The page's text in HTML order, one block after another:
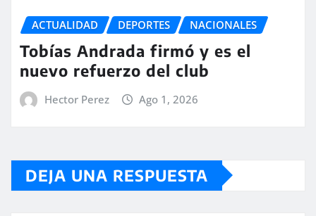
ACTUALIDAD DEPORTES NACIONALES
Tobías Andrada firmó y es el
nuevo refuerzo del club
Hector Perez Ago 1, 2026
DEJA UNA RESPUESTA